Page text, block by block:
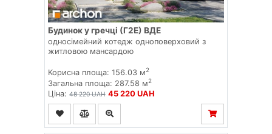
Будинок у гречці (Г2E) ВДЕ
односімейний котедж одноповерховий з
житловою мансардою
Корисна площа: 156.03 м2
Загальна площа: 287.58 м2
Ціна: 48 220 UAH 45 220 UAH